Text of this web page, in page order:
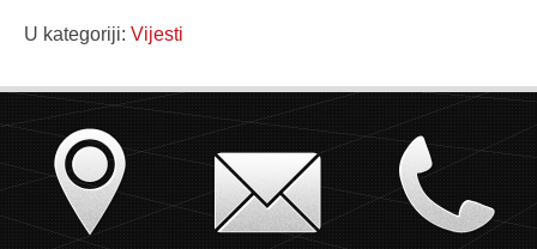
U kategoriji: Vijesti